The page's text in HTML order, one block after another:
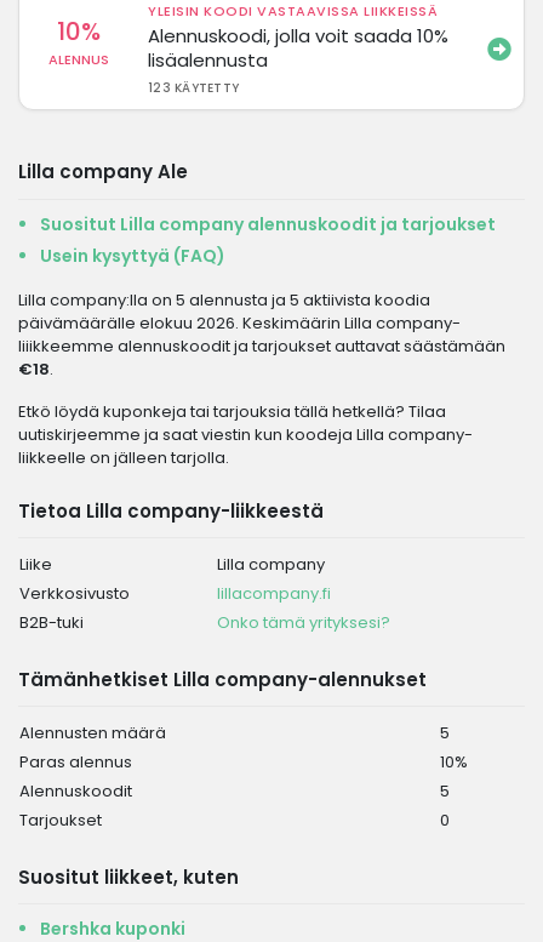
10%
ALENNUS
YLEISIN KOODI VASTAAVISSA LIIKKEISSÄ
Alennuskoodi, jolla voit saada 10%
lisäalennusta
123 KÄYTETTY
Lilla company Ale
Suositut Lilla company alennuskoodit ja tarjoukset
Usein kysyttyä (FAQ)
Lilla company:lla on 5 alennusta ja 5 aktiivista koodia
päivämäärälle elokuu 2026. Keskimäärin Lilla company-
liiikkeemme alennuskoodit ja tarjoukset auttavat säästämään
€18.
Etkö löydä kuponkeja tai tarjouksia tällä hetkellä? Tilaa
uutiskirjeemme ja saat viestin kun koodeja Lilla company-
liikkeelle on jälleen tarjolla.
Tietoa Lilla company-liikkeestä
Liike
Lilla company
Verkkosivusto
lillacompany.fi
B2B-tuki
Onko tämä yrityksesi?
Tämänhetkiset Lilla company-alennukset
Alennusten määrä
5
Paras alennus
10%
Alennuskoodit
5
Tarjoukset
0
Suositut liikkeet, kuten
Bershka kuponki